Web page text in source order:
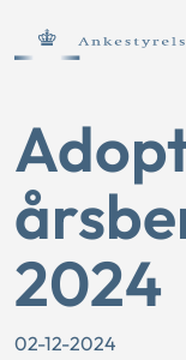
2024
02-12-2024